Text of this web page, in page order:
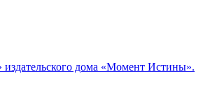
дома «Момент Истины».